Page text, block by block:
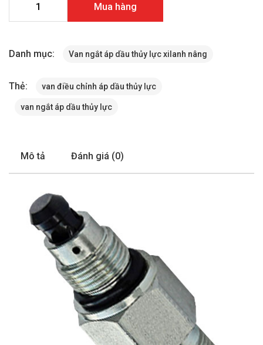
Mua hàng
Danh mục: Van ngắt áp dầu thủy lực xilanh nâng
Thẻ: van điều chỉnh áp dầu thủy lực
van ngắt áp dầu thủy lực
Mô tả Đánh giá (0)